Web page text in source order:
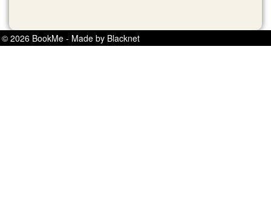
© 2026 BookMe - Made by Blacknet